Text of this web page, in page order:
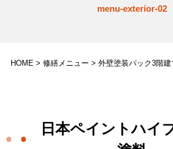
menu-exterior-02
HOME > 修繕メニュー > 外壁塗装パック3階建
日本ペイントハイ